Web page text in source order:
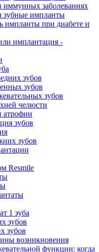
заболеваниях
зубные импланты
импланты при диабете и
имплантация -
зубов
зубов
зубов
челюсти
атрофии
зубов
зубов
Resmile
1 зуба
зубов
зубов
возникновения
функции: когда